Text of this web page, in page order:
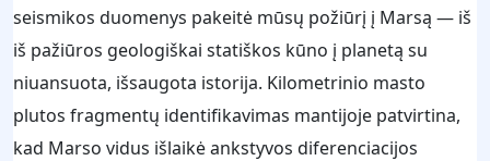
seismikos duomenys pakeitė mūsų požiūrį į Marsą — iš
iš pažiūros geologiškai statiškos kūno į planetą su
niuansuota, išsaugota istorija. Kilometrinio masto
plutos fragmentų identifikavimas mantijoje patvirtina,
kad Marso vidus išlaikė ankstyvos diferenciacijos